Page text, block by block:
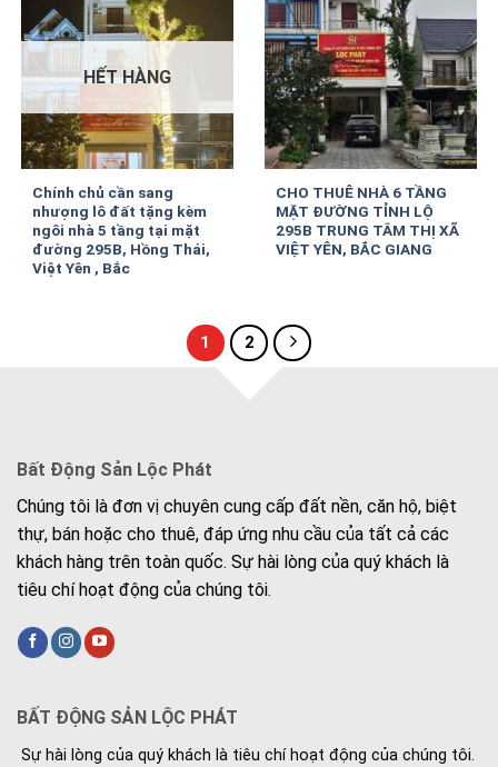
HẾT HÀNG
Chính chủ cần sang
nhượng lô đất tặng kèm
ngôi nhà 5 tầng tại mặt
đường 295B, Hồng Thái,
Việt Yên , Bắc
CHO THUÊ NHÀ 6 TẦNG
MẶT ĐƯỜNG TỈNH LỘ
295B TRUNG TÂM THỊ XÃ
VIỆT YÊN, BẮC GIANG
1 2
Bất Động Sản Lộc Phát
Chúng tôi là đơn vị chuyên cung cấp đất nền, căn hộ, biệt
thự, bán hoặc cho thuê, đáp ứng nhu cầu của tất cả các
khách hàng trên toàn quốc. Sự hài lòng của quý khách là
tiêu chí hoạt động của chúng tôi.
BẤT ĐỘNG SẢN LỘC PHÁT
Sự hài lòng của quý khách là tiêu chí hoạt động của chúng tôi.